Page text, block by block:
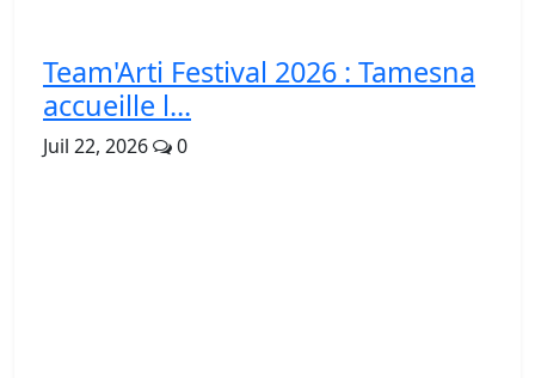
Team'Arti Festival 2026 : Tamesna
accueille l...
Juil 22, 2026 0